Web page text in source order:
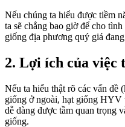
Nếu chúng ta hiểu được tiềm
ta sẽ chẳng bao giờ để cho
giống địa phương quý giá
2. Lợi ích của việc
Nếu ta hiểu thật rõ các vấn đề
giống ở ngoài, hạt giống HYV
dễ dàng được tầm quan trọng
giống.